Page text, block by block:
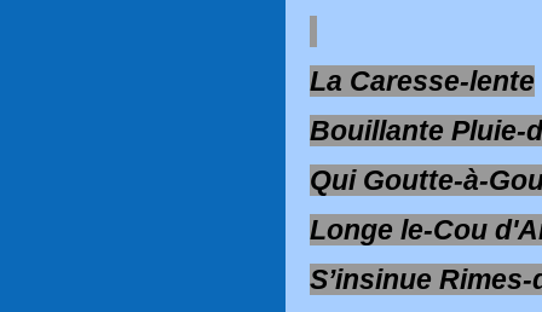
La Caresse-lente
Bouillante Pluie-
Qui Goutte-à-
Longe le-Cou
S’insinue